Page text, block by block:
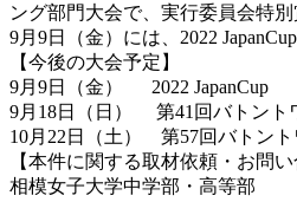
ング部門大会で、実行委員会特
9月9日（金）には、2022
【今後の大会予定】
9月9日（金） 2022 JapanCup
9月18日（日） 第41回バトント
10月22日（土） 第57回バトン
【本件に関する取材依頼・お問い
相模女子大学中学部・高等部